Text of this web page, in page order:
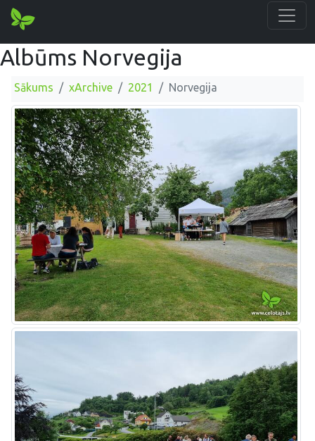
Albūms Norvegija
Sākums xArchive 2021 Norvegija